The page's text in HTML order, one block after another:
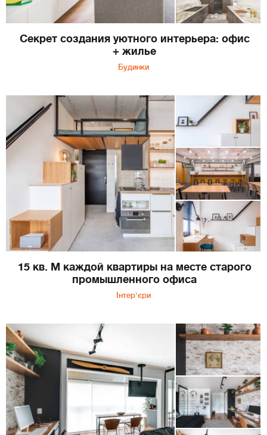
Секрет создания уютного интерьера: офис
+ жилье
Будинки
15 кв. М каждой квартиры на месте старого
промышленного офиса
Інтер'єри